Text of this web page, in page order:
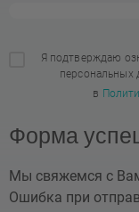
Я подтверждаю
персональных
в
Форма
Мы свяжемся с
Ошибка при